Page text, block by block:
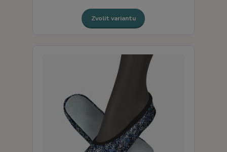
Zvolit variantu